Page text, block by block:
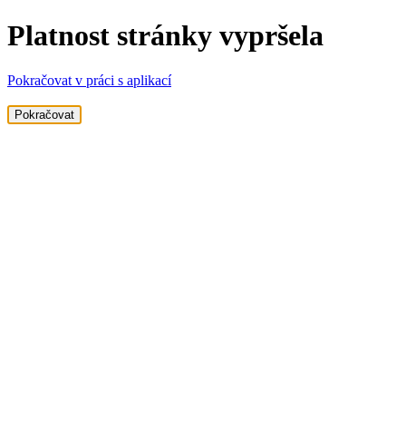
Platnost stránky vypršela
Pokračovat v práci s aplikací